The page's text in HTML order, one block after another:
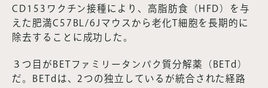
CD153ワクチン接種により、高脂肪食（HFD）を与
えた肥満C57BL/6Jマウスから老化T細胞を長期的に
除去することに成功した。
３つ目がBETファミリータンパク質分解薬（BETd）
だ。BETdは、2つの独立しているが統合された経路